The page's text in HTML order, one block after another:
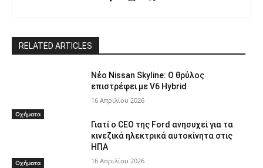
RELATED ARTICLES
Οχήματα
Νέο Nissan Skyline: Ο θρύλος
επιστρέφει με V6 Hybrid
16 Απριλίου 2026
Οχήματα
Γιατί ο CEO της Ford ανησυχεί για τα
κινεζικά ηλεκτρικά αυτοκίνητα στις
ΗΠΑ
16 Απριλίου 2026